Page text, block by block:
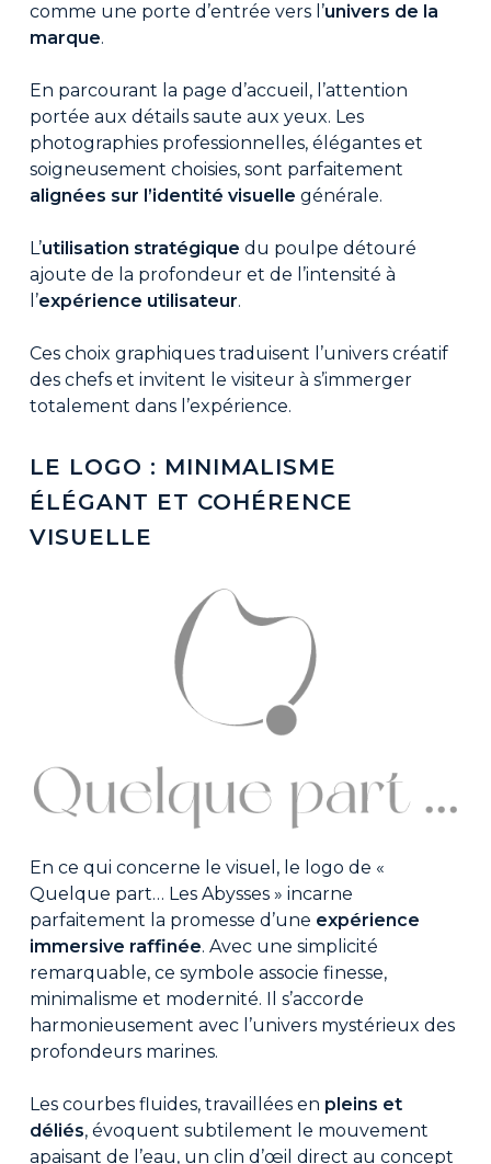
comme une porte d’entrée vers l’univers de la
marque.
En parcourant la page d’accueil, l’attention
portée aux détails saute aux yeux. Les
photographies professionnelles, élégantes et
soigneusement choisies, sont parfaitement
alignées sur l’identité visuelle générale.
L’utilisation stratégique du poulpe détouré
ajoute de la profondeur et de l’intensité à
l’expérience utilisateur.
Ces choix graphiques traduisent l’univers créatif
des chefs et invitent le visiteur à s’immerger
totalement dans l’expérience.
LE LOGO : MINIMALISME
ÉLÉGANT ET COHÉRENCE
VISUELLE
En ce qui concerne le visuel, le logo de «
Quelque part… Les Abysses » incarne
parfaitement la promesse d’une expérience
immersive raffinée. Avec une simplicité
remarquable, ce symbole associe finesse,
minimalisme et modernité. Il s’accorde
harmonieusement avec l’univers mystérieux des
profondeurs marines.
Les courbes fluides, travaillées en pleins et
déliés, évoquent subtilement le mouvement
apaisant de l’eau, un clin d’œil direct au concept